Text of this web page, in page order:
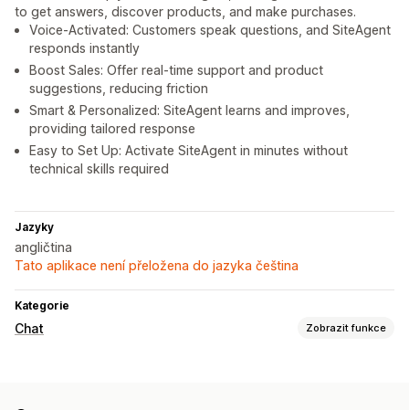
to get answers, discover products, and make purchases.
Voice-Activated: Customers speak questions, and SiteAgent
responds instantly
Boost Sales: Offer real-time support and product
suggestions, reducing friction
Smart & Personalized: SiteAgent learns and improves,
providing tailored response
Easy to Set Up: Activate SiteAgent in minutes without
technical skills required
Jazyky
angličtina
Tato aplikace není přeložena do jazyka čeština
Kategorie
Chat Zobrazit funkce